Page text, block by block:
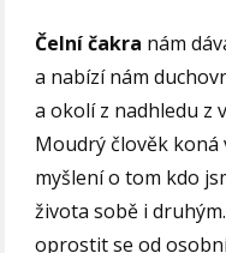
Čelní čakra nám
a nabízí nám
a okolí z nadhledu z
Moudrý člověk koná
myšlení o tom kdo
života sobě i
oprostit se od